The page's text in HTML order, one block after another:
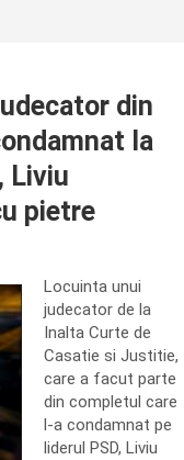
din
la
Liviu
pietre
Locuinta unui
judecator de la
Inalta Curte de
Casatie si Justitie,
care a facut parte
din completul care
l-a condamnat pe
liderul PSD, Liviu